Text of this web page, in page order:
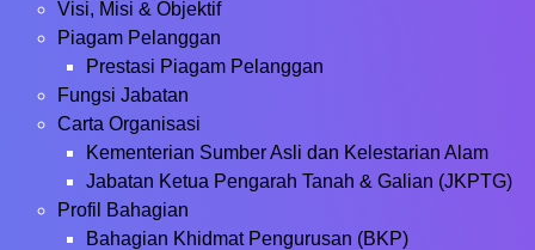
Visi, Misi & Objektif
Piagam Pelanggan
Prestasi Piagam Pelanggan
Fungsi Jabatan
Carta Organisasi
Kementerian Sumber Asli dan Kelestarian Alam
Jabatan Ketua Pengarah Tanah & Galian (JKPTG)
Profil Bahagian
Bahagian Khidmat Pengurusan (BKP)